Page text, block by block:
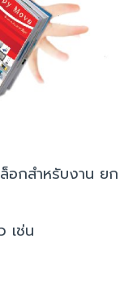
อกสำหรับงาน ยก
เช่น